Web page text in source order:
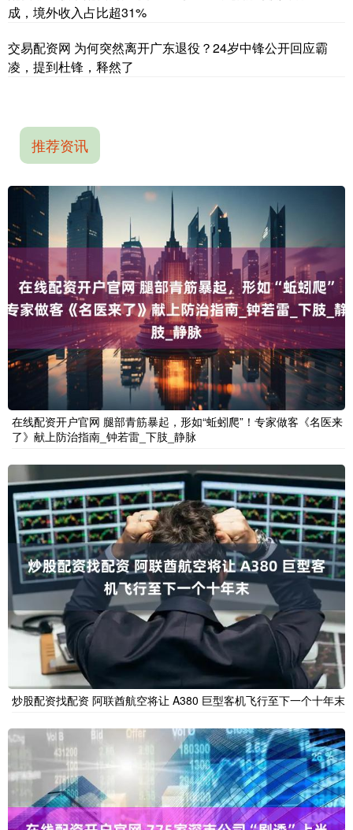
成，境外收入占比超31%
交易配资网 为何突然离开广东退役？24岁中锋公开回应霸
凌，提到杜锋，释然了
推荐资讯
在线配资开户官网 腿部青筋暴起，形如“蚯蚓爬”！专家做客《名医来
了》献上防治指南_钟若雷_下肢_静脉
炒股配资找配资 阿联酋航空将让 A380 巨型客机飞行至下一个十年末